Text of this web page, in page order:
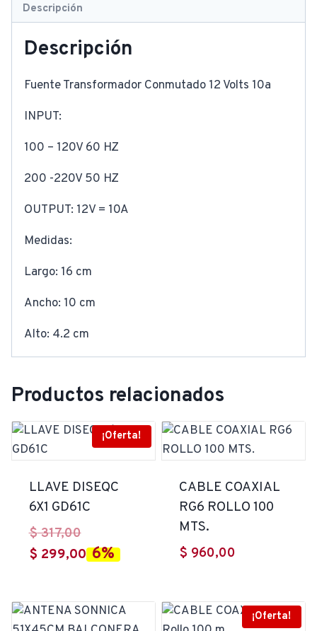
Descripción
Descripción
Fuente Transformador Conmutado 12 Volts 10a
INPUT:
100 – 120V 60 HZ
200 -220V 50 HZ
OUTPUT: 12V = 10A
Medidas:
Largo: 16 cm
Ancho: 10 cm
Alto: 4.2 cm
Productos relacionados
¡Oferta!
LLAVE DISEQC
6X1 GD61C
$317,00El
precio
$ 317,00.
$ 299,00El
es:
6%
CABLE COAXIAL
RG6 ROLLO 100
MTS.
$ 960,00
¡Oferta!